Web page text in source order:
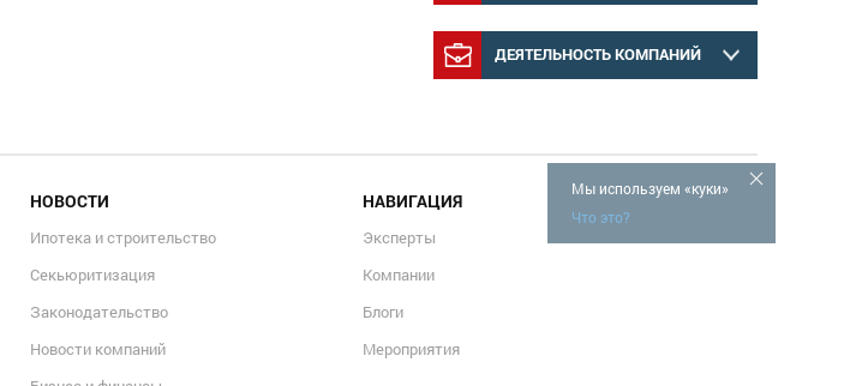
ДЕЯТЕЛЬНОСТЬ КОМПАНИЙ
Мы используем «куки»
Что это?
НОВОСТИ
Ипотека и строительство
Секьюритизация
Законодательство
Новости компаний
НАВИГАЦИЯ
Эксперты
Компании
Блоги
Мероприятия